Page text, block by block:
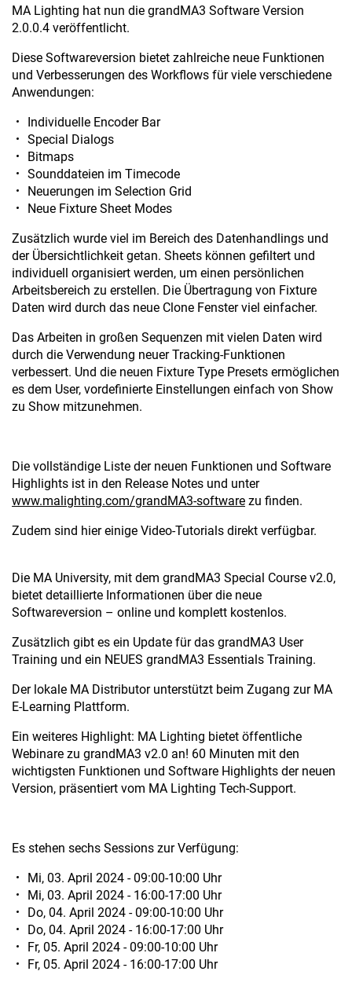
MA Lighting hat nun die grandMA3 Software Version
2.0.0.4 veröffentlicht.
Diese Softwareversion bietet zahlreiche neue Funktionen
und Verbesserungen des Workflows für viele verschiedene
Anwendungen:
Individuelle Encoder Bar
Special Dialogs
Bitmaps
Sounddateien im Timecode
Neuerungen im Selection Grid
Neue Fixture Sheet Modes
Zusätzlich wurde viel im Bereich des Datenhandlings und
der Übersichtlichkeit getan. Sheets können gefiltert und
individuell organisiert werden, um einen persönlichen
Arbeitsbereich zu erstellen. Die Übertragung von Fixture
Daten wird durch das neue Clone Fenster viel einfacher.
Das Arbeiten in großen Sequenzen mit vielen Daten wird
durch die Verwendung neuer Tracking-Funktionen
verbessert. Und die neuen Fixture Type Presets ermöglichen
es dem User, vordefinierte Einstellungen einfach von Show
zu Show mitzunehmen.
Die vollständige Liste der neuen Funktionen und Software
Highlights ist in den Release Notes und unter
www.malighting.com/grandMA3-software zu finden.
Zudem sind hier einige Video-Tutorials direkt verfügbar.
Die MA University, mit dem grandMA3 Special Course v2.0,
bietet detaillierte Informationen über die neue
Softwareversion – online und komplett kostenlos.
Zusätzlich gibt es ein Update für das grandMA3 User
Training und ein NEUES grandMA3 Essentials Training.
Der lokale MA Distributor unterstützt beim Zugang zur MA
E-Learning Plattform.
Ein weiteres Highlight: MA Lighting bietet öffentliche
Webinare zu grandMA3 v2.0 an! 60 Minuten mit den
wichtigsten Funktionen und Software Highlights der neuen
Version, präsentiert vom MA Lighting Tech-Support.
Es stehen sechs Sessions zur Verfügung:
Mi, 03. April 2024 - 09:00-10:00 Uhr
Mi, 03. April 2024 - 16:00-17:00 Uhr
Do, 04. April 2024 - 09:00-10:00 Uhr
Do, 04. April 2024 - 16:00-17:00 Uhr
Fr, 05. April 2024 - 09:00-10:00 Uhr
Fr, 05. April 2024 - 16:00-17:00 Uhr